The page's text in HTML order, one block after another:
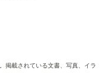
掲載されている文書、写真、イラ